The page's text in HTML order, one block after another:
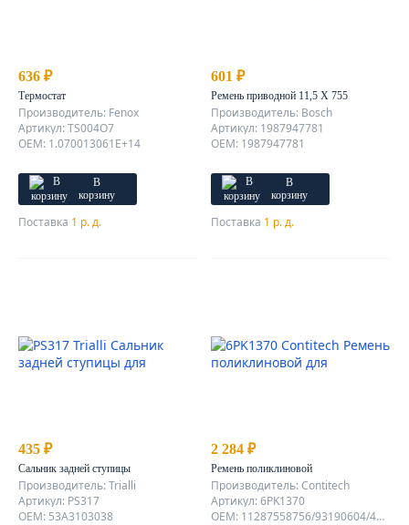
636 ₽
Термостат
Производитель: Fenox
Артикул: TS004O7
OEM: 1.070013061E+14
В
корзину
Поставка 1 р. д.
601 ₽
Ремень приводной 11,5 X 755
Производитель: Bosch
Артикул: 1987947781
OEM: 1987947781
В
корзину
Поставка 1 р. д.
435 ₽
Сальник задней ступицы
Производитель: Trialli
Артикул: PS317
OEM: 53A3103038
2 284 ₽
Ремень поликлиновой
Производитель: Contitech
Артикул: 6PK1370
OEM: 11287558756/93190604/4663199/49180-73J00/93185361/49180-73J00